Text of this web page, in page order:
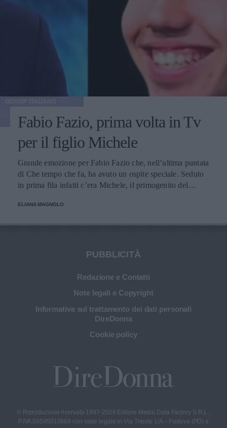
Fabio Fazio, prima volta in Tv
per il figlio Michele
Grande emozione per Fabio Fazio che, nell’ultima puntata
di Che tempo che fa, ha avuto un ospite speciale. Seduto
in prima fila infatti c’era Michele, il primogenito del
trasmissione televisiva.
ELIANA MAGNOLO
PUBBLICITÀ
Redazione e Contatti
Note legali e Copyright
Informativa sul trattamento dei dati personali
DireDonna
Cookie policy
© Riproduzione riservata 1997-2026 Editore Media Data Factory S.R.L.,
P.IVA 09595010969 con sede legale in Via Trieste 1/A – Padova (PD) e